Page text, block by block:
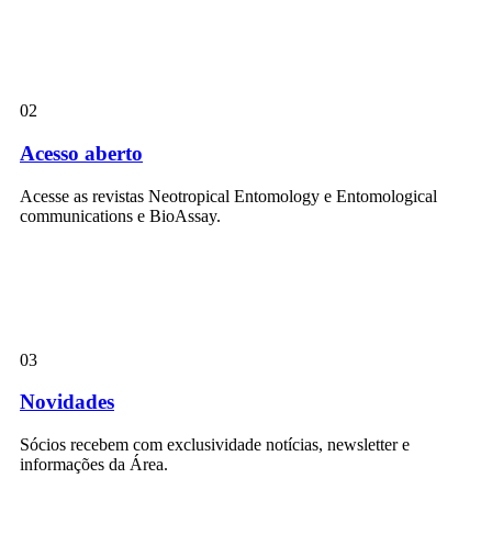
02
Acesso aberto
Acesse as revistas Neotropical Entomology e Entomological
communications e BioAssay.
03
Novidades
Sócios recebem com exclusividade notícias, newsletter e
informações da Área.